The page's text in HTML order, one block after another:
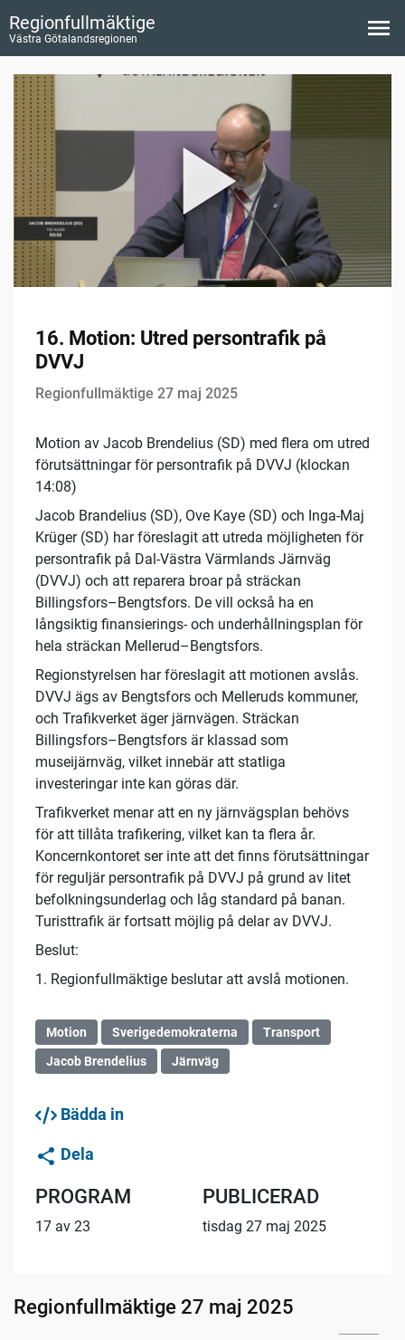
Regionfullmäktige
Västra Götalandsregionen
16. Motion: Utred persontrafik på
DVVJ
Regionfullmäktige 27 maj 2025
Motion av Jacob Brendelius (SD) med flera om utred
förutsättningar för persontrafik på DVVJ (klockan
14:08)
Jacob Brandelius (SD), Ove Kaye (SD) och Inga-Maj
Krüger (SD) har föreslagit att utreda möjligheten för
persontrafik på Dal-Västra Värmlands Järnväg
(DVVJ) och att reparera broar på sträckan
Billingsfors–Bengtsfors. De vill också ha en
långsiktig finansierings- och underhållningsplan för
hela sträckan Mellerud–Bengtsfors.
Regionstyrelsen har föreslagit att motionen avslås.
DVVJ ägs av Bengtsfors och Melleruds kommuner,
och Trafikverket äger järnvägen. Sträckan
Billingsfors–Bengtsfors är klassad som
museijärnväg, vilket innebär att statliga
investeringar inte kan göras där.
Trafikverket menar att en ny järnvägsplan behövs
för att tillåta trafikering, vilket kan ta flera år.
Koncernkontoret ser inte att det finns förutsättningar
för reguljär persontrafik på DVVJ på grund av litet
befolkningsunderlag och låg standard på banan.
Turisttrafik är fortsatt möjlig på delar av DVVJ.
Beslut:
1. Regionfullmäktige beslutar att avslå motionen.
Motion Sverigedemokraterna
Transport
Jacob Brendelius
Järnväg
Bädda in
Dela
PROGRAM
17 av 23
PUBLICERAD
tisdag 27 maj 2025
Regionfullmäktige 27 maj 2025